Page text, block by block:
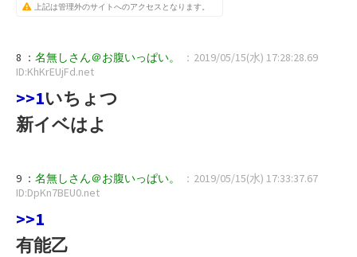
上記は管理外のサイトへのアクセスとなります。
8 ： 名無しさん＠お腹いっぱい。
：2019/05/15(水) 17:28:28.69
ID:KhKrEUjFd.net
>>1いちょつ
新イベはよ
9 ： 名無しさん＠お腹いっぱい。
：2019/05/15(水) 17:33:37.67
ID:DpKn7BEU0.net
>>1
有能乙